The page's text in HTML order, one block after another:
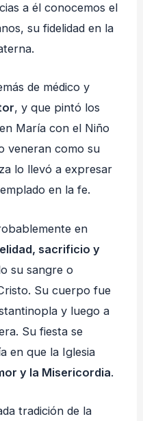
a él conocemos el
su fidelidad en la
de médico y
, y que pintó los
María con el Niño
veneran como su
lo llevó a expresar
en la fe.
en
sacrificio y
su sangre o
Su cuerpo fue
y luego a
Su fiesta se
en que la Iglesia
y la Misericordia.
tradición de la